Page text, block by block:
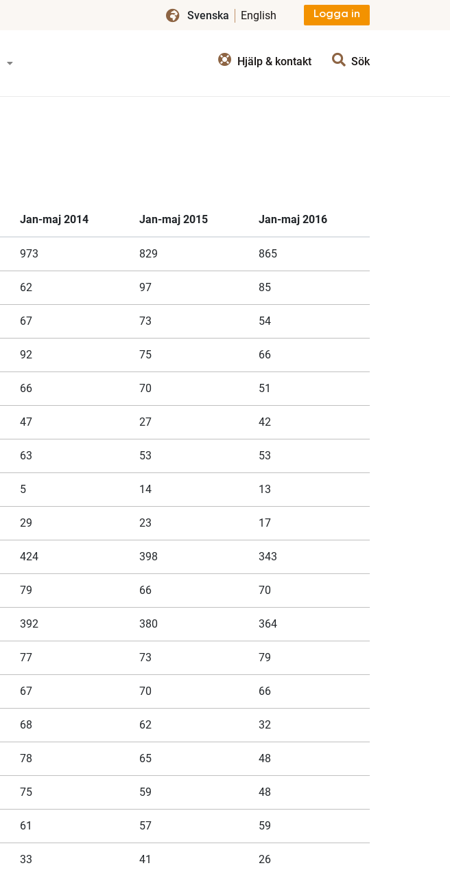
Logga in
Svenska English
Hjälp & kontakt Sök
Jan-maj 2014 Jan-maj 2015 Jan-maj 2016
973 829 865
62 97 85
67 73 54
92 75 66
66 70 51
47 27 42
63 53 53
5 14 13
29 23 17
424 398 343
79 66 70
392 380 364
77 73 79
67 70 66
68 62 32
78 65 48
75 59 48
61 57 59
33 41 26